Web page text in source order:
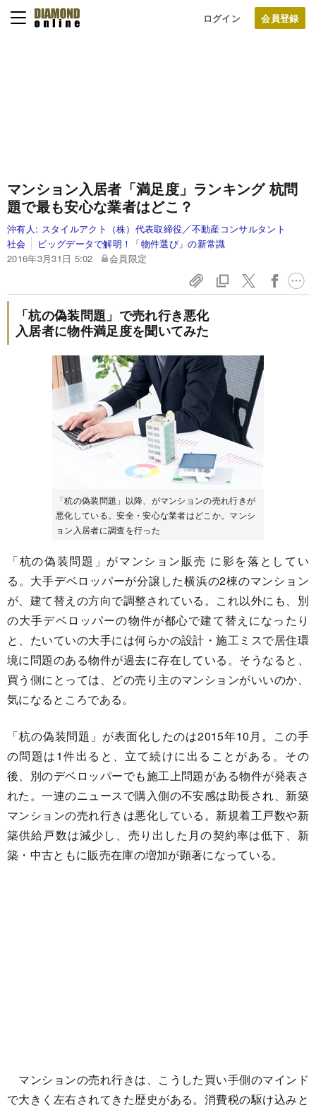
ログイン
マンション入居者「満足度」ランキング杭問
題で最も安心な業者はどこ？
沖有人: スタイルアクト（株）代表取締役／不動産コンサルタント
社会
ビッグデータで解明！「物件選び」の新常識
2016年3月31日 5:02
会員限定
「杭の偽装問題」で売れ行き悪化
入居者に物件満足度を聞いてみた
「杭の偽装問題」以降、がマンションの売れ行きが
悪化している。安全・安心な業者はどこか。マンシ
ョン入居者に調査を行った
「杭の偽装問題」がマンション販売 に影を落としてい
る。大手デベロッパーが分譲した横浜の2棟のマンション
が、建て替えの方向で調整されている。これ以外にも、別
の大手デベロッパーの物件が都心で建て替えになったり
と、たいていの大手には何らかの設計・施工ミスで居住環
境に問題のある物件が過去に存在している。そうなると、
買う側にとっては、どの売り主のマンションがいいのか、
気になるところである。
「杭の偽装問題」が表面化したのは2015年10月。この手
の問題は1件出ると、立て続けに出ることがある。その
後、別のデベロッパーでも施工上問題がある物件が発表さ
れた。一連のニュースで購入側の不安感は助長され、新築
マンションの売れ行きは悪化している。新規着工戸数や新
築供給戸数は減少し、売り出した月の契約率は低下、新
築・中古ともに販売在庫の増加が顕著になっている。
マンションの売れ行きは、こうした買い手側のマインド
で大きく左右されてきた歴史がある。消費税の駆け込みと